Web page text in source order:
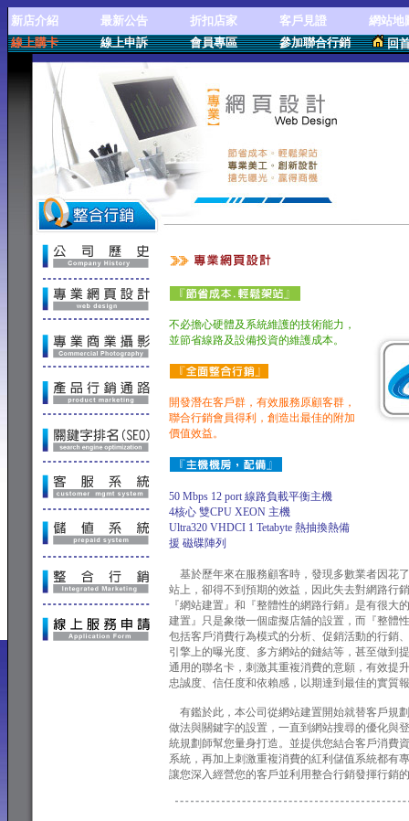
新店介紹 最新公告 折扣店家 客戶見證
網站地
線上購卡
線上申訴 會員專區 參加聯合行銷 回
不必擔心硬體及系統維護的技術能力，
並節省線路及設備投資的維護成本。
開發潛在客戶群，有效服務原顧客群，
聯合行銷會員得利，創造出最佳的附加
價值效益。
50 Mbps 12 port 線路負載平衡主機
4核心 雙CPU XEON 主機
Ultra320 VHDCI 1 Tetabyte 熱抽換熱備
援 磁碟陣列
基於歷年來在服務顧客時，發現多數業者因花
站上，卻得不到預期的效益，因此失去對網路行
『網站建置』和『整體性的網路行銷』是有很大
建置』只是象徵一個虛擬店舖的設置，而『整體
包括客戶消費行為模式的分析、促銷活動的行銷
引擎上的曝光度、多方網站的鏈結等，甚至做到
通用的聯名卡，刺激其重複消費的意願，有效提
忠誠度、信任度和依賴感，以期達到最佳的實質
有鑑於此，本公司從網站建置開始就替客戶規
做法與關鍵字的設置，一直到網站搜尋的優化與
統規劃師幫您量身打造。並提供您結合客戶消費
系統，再加上刺激重複消費的紅利儲值系統都有
讓您深入經營您的客戶並利用整合行銷發揮行銷